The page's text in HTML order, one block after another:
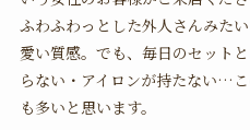
ふわふわっとした外人さんみた
愛い質感。でも、毎日のセット
らない・アイロンが持たない…
も多いと思います。